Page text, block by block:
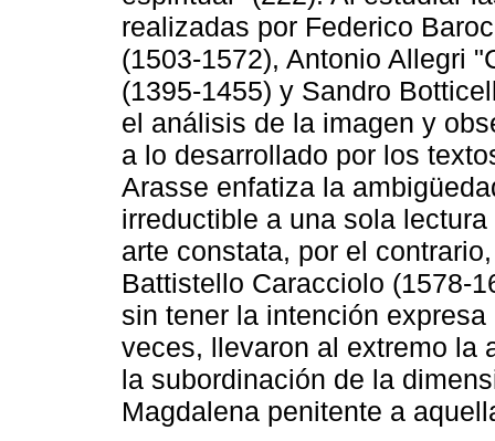
realizadas por Federico
(1503-1572), Antonio Allegri
(1395-1455) y Sandro
el análisis de la imagen y
a lo desarrollado por los
Arasse enfatiza la
irreductible a una sola
arte constata, por el
Battistello Caracciolo (1578-
sin tener la intención
veces, llevaron al extremo la
la subordinación de la
Magdalena penitente a